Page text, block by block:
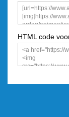
een plaatje
HTML code